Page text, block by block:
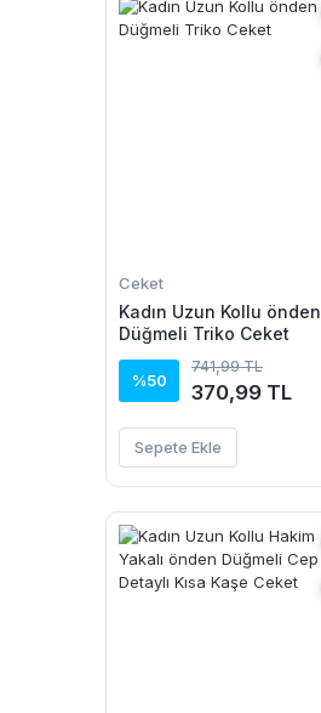
Ceket
Kadın Uzun Kollu önden
Düğmeli Triko Ceket
%50
741,99 TL
370,99 TL
Sepete Ekle